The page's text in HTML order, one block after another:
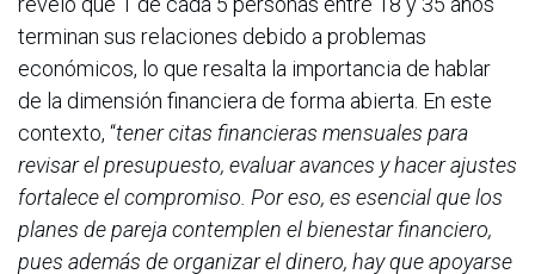
terminan sus relaciones debido a problemas
económicos, lo que resalta la importancia de hablar
de la dimensión financiera de forma abierta. En este
contexto, “tener citas financieras mensuales para
revisar el presupuesto, evaluar avances y hacer ajustes
fortalece el compromiso. Por eso, es esencial que los
planes de pareja contemplen el bienestar financiero,
pues además de organizar el dinero, hay que apoyarse